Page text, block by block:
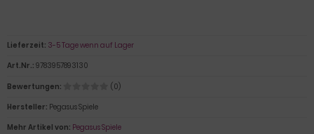
Lieferzeit: 3-5 Tage wenn auf Lager
Art.Nr.: 9783957893130
Bewertungen:
(0)
Hersteller: Pegasus Spiele
Mehr Artikel von: Pegasus Spiele